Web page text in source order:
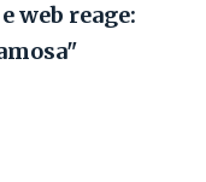
web reage: